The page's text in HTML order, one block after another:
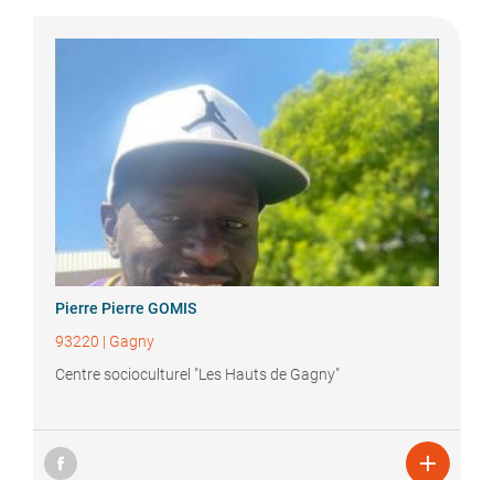
Pierre Pierre GOMIS
93220 | Gagny
Centre socioculturel "Les Hauts de Gagny"
